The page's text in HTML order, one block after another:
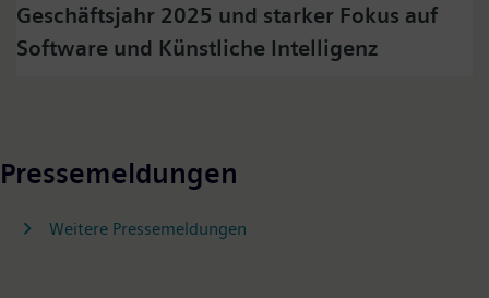
Geschäftsjahr 2025 und starker Fokus auf
Software und Künstliche Intelligenz
Pressemeldungen
Weitere Pressemeldungen